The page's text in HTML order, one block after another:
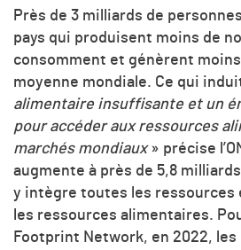
Près de 3 milliards de
pays qui produisent moins de
consomment et génèrent
moyenne mondiale. Ce qui
alimentaire insuffisante et un
pour accéder aux ressources
marchés mondiaux» précise
augmente à près de 5,8
y intègre toutes les ressources
les ressources alimentaires.
Footprint Network, en 2022, les